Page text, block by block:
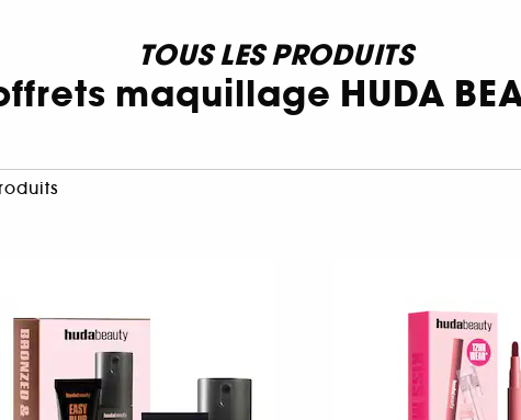
TOUS LES PRODUITS
maquillage HUDA